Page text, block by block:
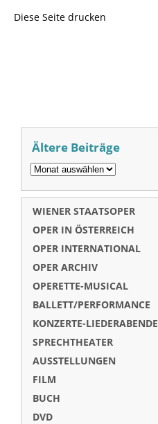
Diese Seite drucken
Ältere Beiträge
WIENER STAATSOPER
OPER IN ÖSTERREICH
OPER INTERNATIONAL
OPER ARCHIV
OPERETTE-MUSICAL
BALLETT/PERFORMANCE
KONZERTE-LIEDERABENDE
SPRECHTHEATER
AUSSTELLUNGEN
FILM
BUCH
DVD